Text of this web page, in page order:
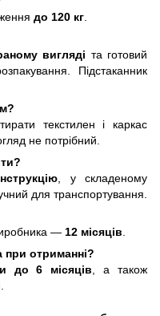
до 120 кг.
вигляді та готовий
Підстаканник
текстилен і каркас
не потрібний.
, у складеному
для транспортування.
— 12 місяців.
при отриманні?
до 6 місяців, а також
.